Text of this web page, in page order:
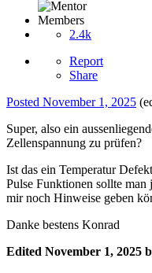
Members
2.4k
Report
Share
Posted November 1, 2025
Super, also ein
Zellenspannung zu prüfen?
Ist das ein Temperatur
Pulse Funktionen sollte
mir noch Hinweise geben
Danke bestens Konrad
Edited November 1, 2025